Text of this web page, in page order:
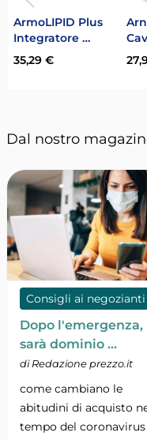
ArmoLIPID Plus
Integratore …
35,29 €
Dal nostro
Consigli ai negozianti
Dopo l'emergenza,
sarà dominio …
di Redazione prezzo.it
come cambiano le
abitudini di acquisto
tempo del coronavirus